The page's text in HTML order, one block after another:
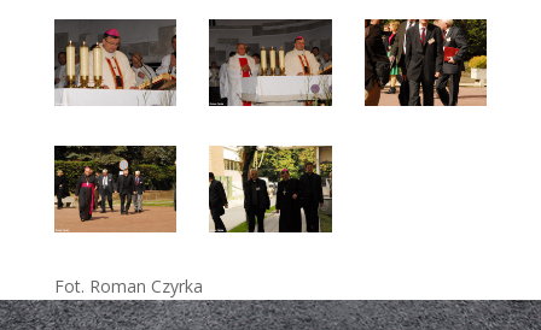
Fot. Roman Czyrka